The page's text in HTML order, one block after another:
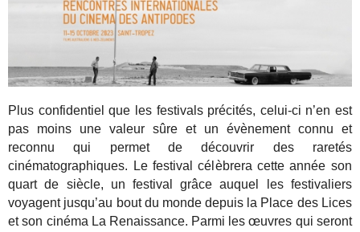
Plus confidentiel que les festivals précités, celui-ci n’en est
pas moins une valeur sûre et un évènement connu et
reconnu qui permet de découvrir des raretés
cinématographiques. Le festival célèbrera cette année son
quart de siècle, un festival grâce auquel les festivaliers
voyagent jusqu’au bout du monde depuis la Place des Lices
et son cinéma La Renaissance. Parmi les œuvres qui seront